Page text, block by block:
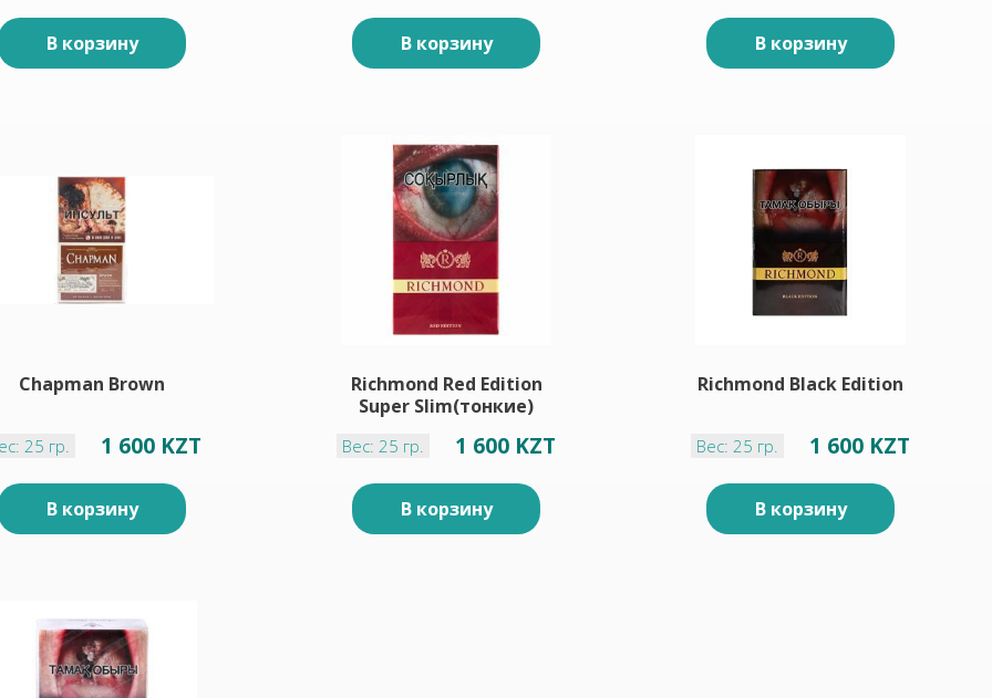
В корзину В корзину В корзину
Chapman Brown
25 гр. 1 600 KZT
В корзину
Richmond Red Edition
Super Slim(тонкие)
Вес: 25 гр. 1 600 KZT
В корзину
Richmond Black Edition
Вес: 25 гр. 1 600 KZT
В корзину